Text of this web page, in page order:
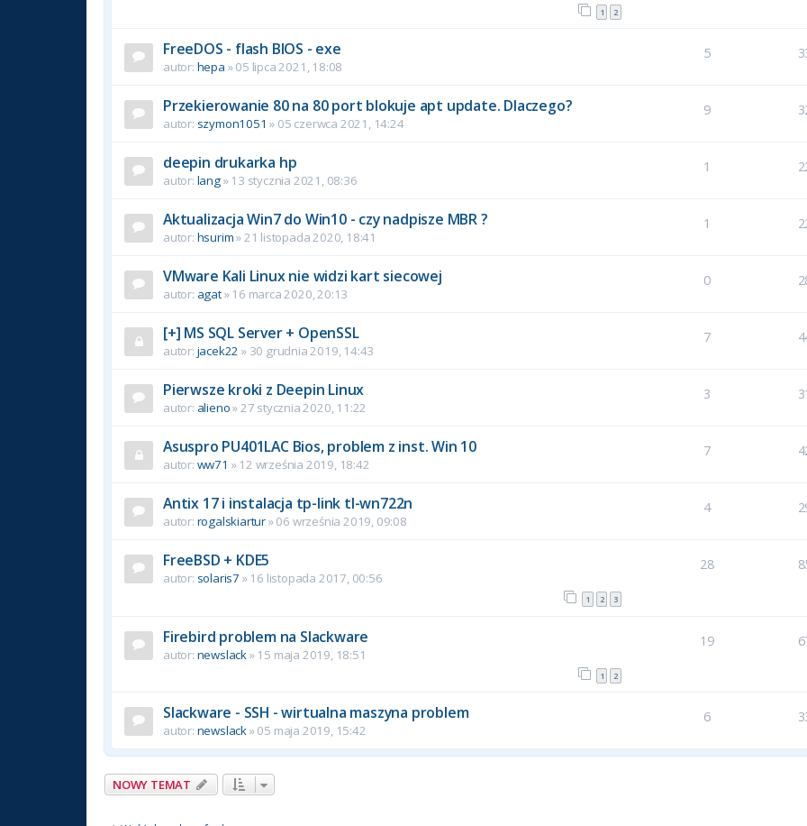
1 2
FreeDOS - flash BIOS - exe
autor: hepa » 05 lipca 2021, 18:08
5
Przekierowanie 80 na 80 port blokuje apt update. Dlaczego?
autor: szymon1051 » 05 czerwca 2021, 14:24
9
deepin drukarka hp
autor: lang» 13 stycznia 2021, 08:36
1
Aktualizacja Win7 do Win10 - czy nadpisze MBR ?
autor: hsurim» 21 listopada 2020, 18:41
1
VMware Kali Linux nie widzi kart siecowej
autor: agat» 16 marca 2020, 20:13
0
[+] MS SQL Server + OpenSSL
autor: jacek22 » 30 grudnia 2019, 14:43
7
Pierwsze kroki z Deepin Linux
autor: alieno» 27 stycznia 2020, 11:22
3
Asuspro PU401LAC Bios, problem z inst. Win 10
autor: ww71 » 12 września 2019, 18:42
7
Antix 17 i instalacja tp-link tl-wn722n
autor: rogalskiartur» 06 września 2019, 09:08
4
FreeBSD + KDE5
autor: solaris7 » 16 listopada 2017, 00:56
1 2 3
28
Firebird problem na Slackware
autor: newslack» 15 maja 2019, 18:51
1 2
19
Slackware - SSH - wirtualna maszyna problem
autor: newslack» 05 maja 2019, 15:42
6
NOWY TEMAT